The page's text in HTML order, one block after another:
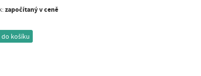
započítaný v ceně
do košíku